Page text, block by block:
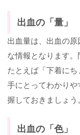
出血の「量」
出血量は、出血の
な情報となります。
たとえば「下着に
手にとってわかり
握しておきましょう
出血の「色」